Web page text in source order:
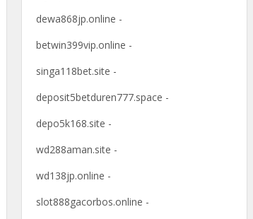
dewa868jp.online -
betwin399vip.online -
singa118bet.site -
deposit5betduren777.space -
depo5k168.site -
wd288aman.site -
wd138jp.online -
slot888gacorbos.online -